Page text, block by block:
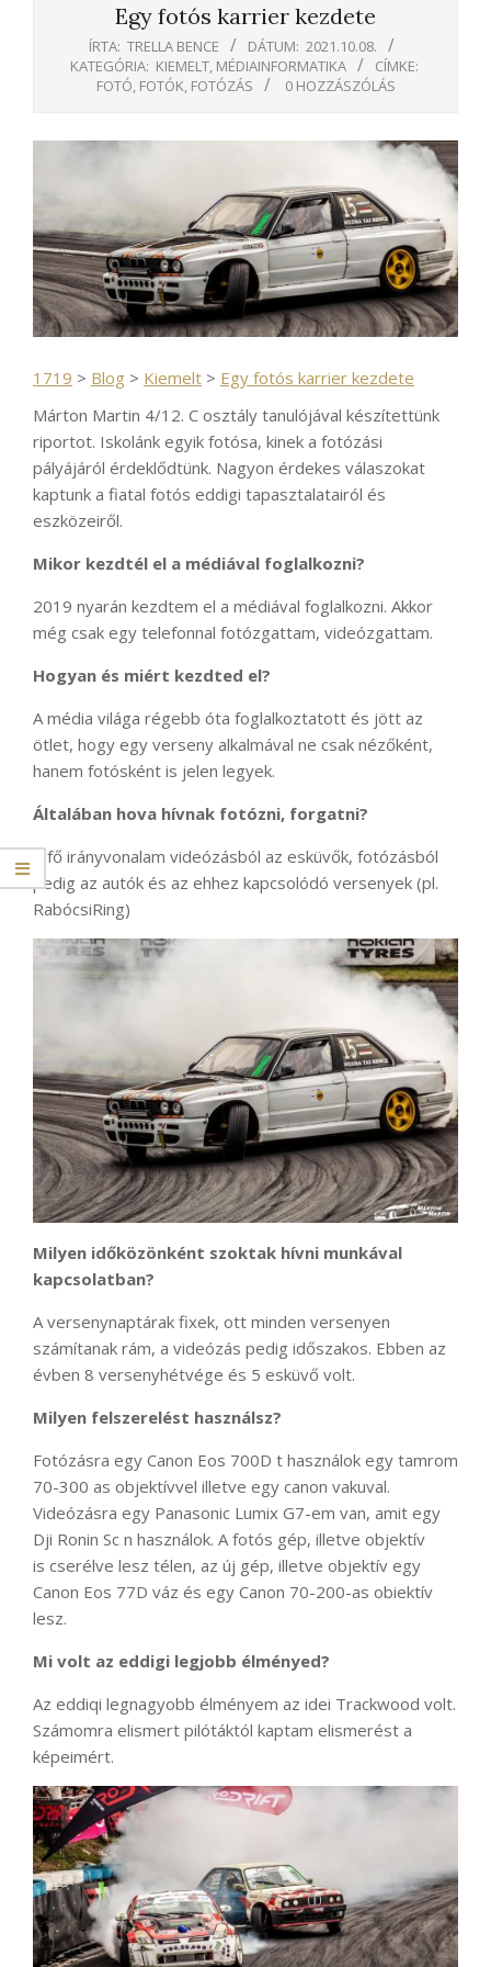
Egy fotós karrier kezdete
ÍRTA: TRELLA BENCE DÁTUM: 2021.10.08.
KATEGÓRIA: KIEMELT, MÉDIAINFORMATIKA
CÍMKE:
FOTÓ, FOTÓK, FOTÓZÁS 0 HOZZÁSZÓLÁS
1719 > Blog > Kiemelt > Egy fotós karrier kezdete
Márton Martin 4/12. C osztály tanulójával készítettünk
riportot. Iskolánk egyik fotósa, kinek a fotózási
pályájáról érdeklődtünk. Nagyon érdekes válaszokat
kaptunk a fiatal fotós eddigi tapasztalatairól és
eszközeiről.
Mikor kezdtél el a médiával foglalkozni?
2019 nyarán kezdtem el a médiával foglalkozni. Akkor
még csak egy telefonnal fotózgattam, videózgattam.
Hogyan és miért kezdted el?
A média világa régebb óta foglalkoztatott és jött az
ötlet, hogy egy verseny alkalmával ne csak nézőként,
hanem fotósként is jelen legyek.
Általában hova hívnak fotózni, forgatni?
A fő irányvonalam videózásból az esküvők, fotózásból
pedig az autók és az ehhez kapcsolódó versenyek (pl.
RabócsiRing)
Milyen időközönként szoktak hívni munkával
kapcsolatban?
A versenynaptárak fixek, ott minden versenyen
számítanak rám, a videózás pedig időszakos. Ebben az
évben 8 versenyhétvége és 5 esküvő volt.
Milyen felszerelést használsz?
Fotózásra egy Canon Eos 700D t használok egy tamrom
70-300 as objektívvel illetve egy canon vakuval.
Videózásra egy Panasonic Lumix G7-em van, amit egy
Dji Ronin Sc n használok. A fotós gép, illetve objektív
is cserélve lesz télen, az új gép, illetve objektív egy
Canon Eos 77D váz és egy Canon 70-200-as obiektív
lesz.
Mi volt az eddigi legjobb élményed?
Az eddiqi legnagyobb élményem az idei Trackwood volt.
Számomra elismert pilótáktól kaptam elismerést a
képeimért.